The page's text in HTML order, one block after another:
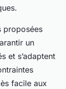
proposées
un
et s’adaptent
facile aux